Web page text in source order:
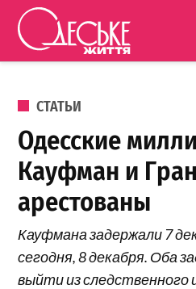
Перейти к содержанию
життя
ОПУБЛИКОВАНО В
СТАТЬИ
Одесские
Кауфман и
арестованы
Кауфмана задержали 7
сегодня, 8 декабря. Оба
выйти из следственного